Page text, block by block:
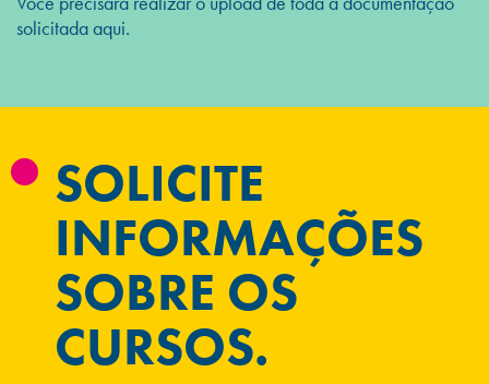
solicitada aqui.
SOLICITE
INFORMAÇÕES
SOBRE OS
CURSOS.